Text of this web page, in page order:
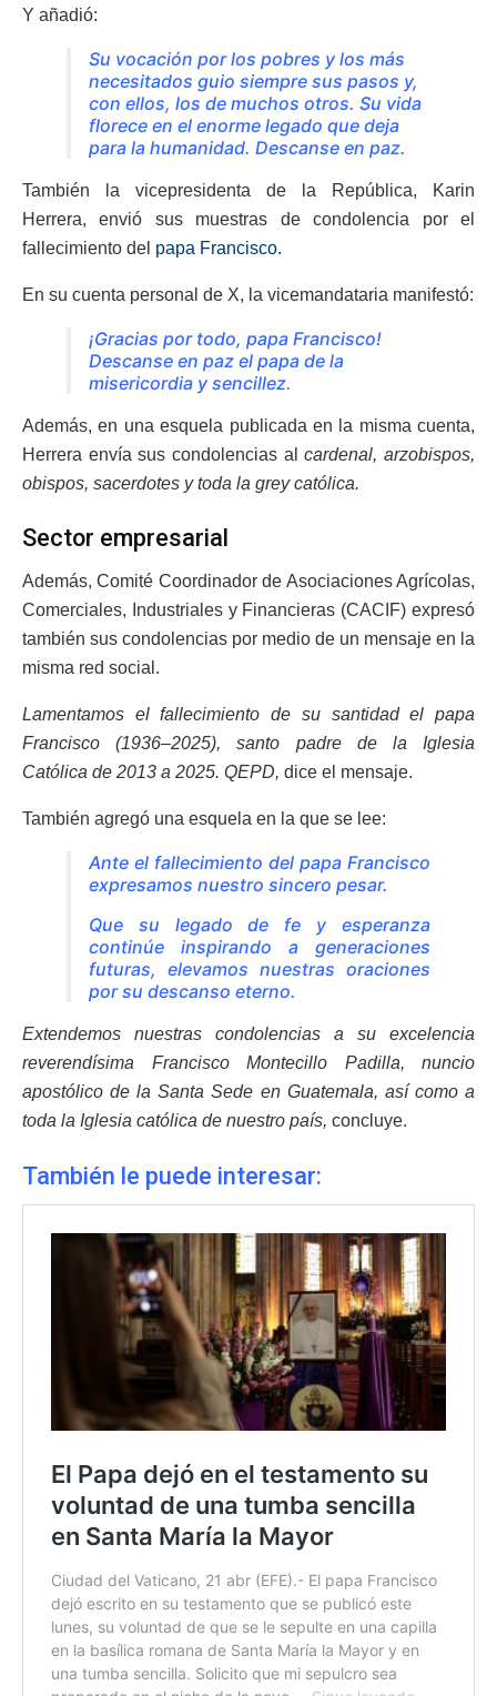
Y añadió:
Su vocación por los pobres y los más
necesitados guio siempre sus pasos y,
con ellos, los de muchos otros. Su vida
florece en el enorme legado que deja
para la humanidad. Descanse en paz.
También la vicepresidenta de la República, Karin
Herrera, envió sus muestras de condolencia por el
fallecimiento del papa Francisco.
En su cuenta personal de X, la vicemandataria manifestó:
¡Gracias por todo, papa Francisco!
Descanse en paz el papa de la
misericordia y sencillez.
Además, en una esquela publicada en la misma cuenta,
Herrera envía sus condolencias alcardenal, arzobispos,
obispos, sacerdotes y toda la grey católica.
Sector empresarial
Además, Comité Coordinador de Asociaciones Agrícolas,
Comerciales, Industriales y Financieras (CACIF) expresó
también sus condolencias por medio de un mensaje en la
misma red social.
Lamentamos el fallecimiento de su santidad el papa
Francisco (1936–2025), santo padre de la Iglesia
Católica de 2013 a 2025. QEPD, dice el mensaje.
También agregó una esquela en la que se lee:
Ante el fallecimiento del papa Francisco
expresamos nuestro sincero pesar.
Que su legado de fe y esperanza
continúe inspirando a generaciones
futuras, elevamos nuestras oraciones
por su descanso eterno.
Extendemos nuestras condolencias a su excelencia
reverendísima Francisco Montecillo Padilla, nuncio
apostólico de la Santa Sede en Guatemala, así como a
toda la Iglesia católica de nuestro país, concluye.
También le puede interesar: